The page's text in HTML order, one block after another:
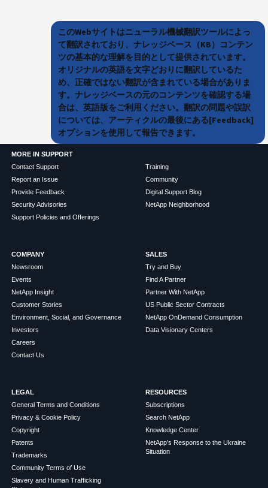
このWebサイトはニューラル機械翻訳ツールによっ
て翻訳されており、ナレッジベース（KB）コンテン
ツの基本的な理解を目的として提供されています。
オリジナルの英語を文字どおりに翻訳しているた
め、正確ではない翻訳が含まれている場合がありま
す。ナレッジベースの元のコンテンツを確認する場
合は、英語版をご利用ください。翻訳の問題や誤訳
については、アーティクルの最後にある[Feedback]
オプションを使用して報告できます。
MORE IN SUPPORT
Contact Support
Report an Issue
Provide Feedback
Security Advisories
Support Policies and Offerings
Training
Community
Digital Support Blog
NetApp Neighborhood
COMPANY
Newsroom
Events
NetApp Insight
Customer Stories
Environment, Social, and Governance
Investors
Careers
Contact Us
SALES
Try and Buy
Find A Partner
Partner With NetApp
US Public Sector Contracts
NetApp OnDemand Consumption
Data Visionary Centers
LEGAL
General Terms and Conditions
Privacy & Cookie Policy
Copyright
Patents
Trademarks
Community Terms of Use
Slavery and Human Trafficking
RESOURCES
Subscriptions
Search NetApp
Knowledge Center
NetApp's Response to the Ukraine
Situation